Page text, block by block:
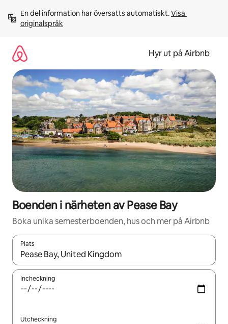
innehåll
En del information har översatts automatiskt. Visa
originalspråk
Hyr ut på Airbnb
Boenden i närheten av Pease Bay
Boka unika semesterboenden, hus och mer på Airbnb
Plats
När resultaten är tillgängliga kan du navigera med upp- och
Incheckning
Utcheckning